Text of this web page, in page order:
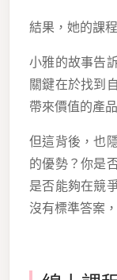
結果，她的課
小雅的故事告
關鍵在於找到
帶來價值的產
但這背後，也
的優勢？你是
是否能夠在競
沒有標準答案